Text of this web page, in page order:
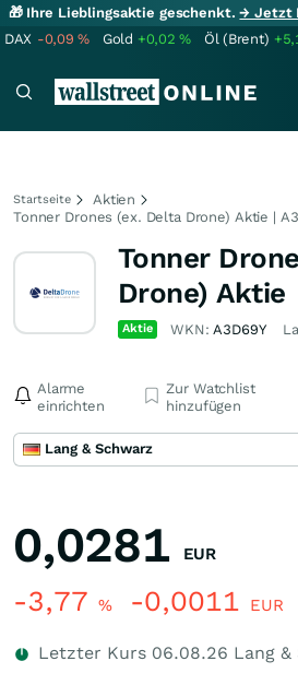
🎁 Ihre Lieblingsaktie geschenkt.→ Jetzt
DAX -0,09% Gold +0,02% Öl (Brent)
Startseite
Aktien
Tonner Drones (ex. Delta Drone) Aktie |
Tonner
Drone) Aktie
Aktie WKN:A3D69Y
Alarme
einrichten
Zur Watchlist
hinzufügen
Lang & Schwarz
0,0281 EUR
-3,77 % -0,0011 EUR
Letzter Kurs 06.08.26 Lang &